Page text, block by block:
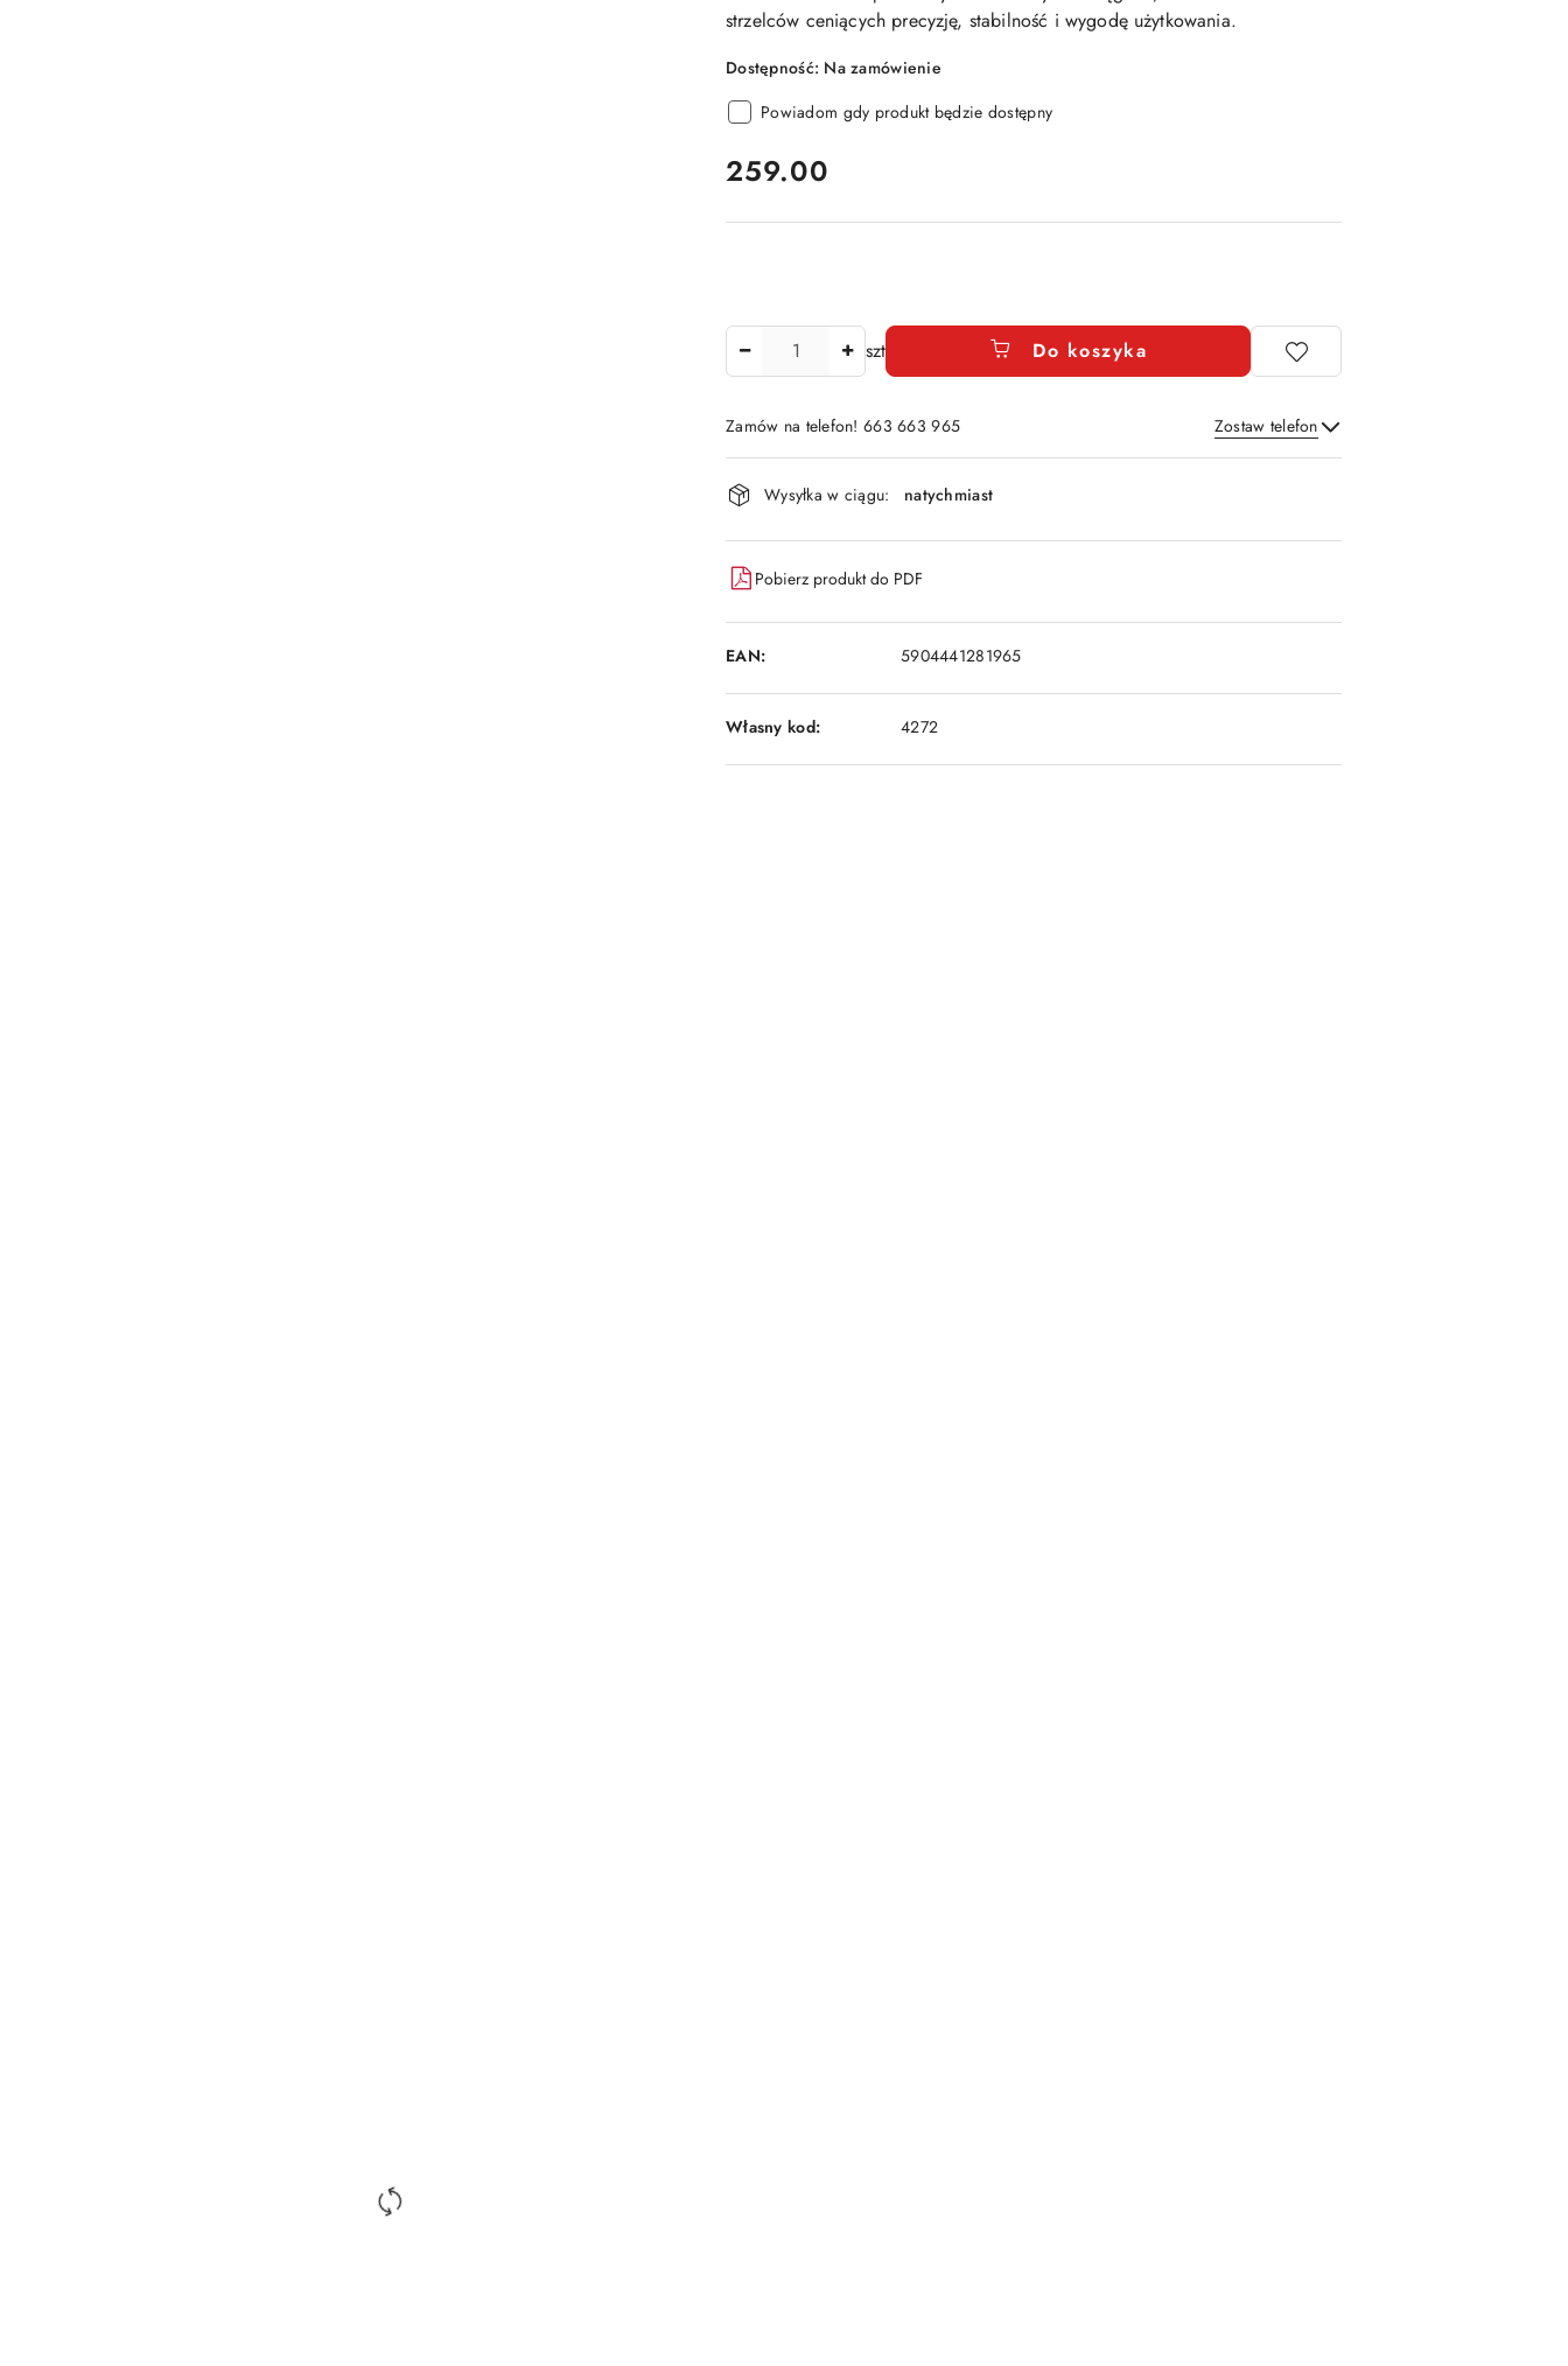
strzelców ceniących precyzję, stabilność i wygodę użytkowania.
Dostępność: Na zamówienie
Powiadom gdy produkt będzie dostępny
cena:
259.00
szt Do koszyka
Zamów na telefon! 663 663 965 Zostaw telefon
Wyślij
Dostępność
i
dostawa
Wysyłka w ciągu: natychmiast
Pobierz produkt do PDF
EAN: 5904441281965
Własny kod: 4272